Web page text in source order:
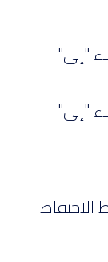
"إلى"
"إلى"
الاحتفاظ